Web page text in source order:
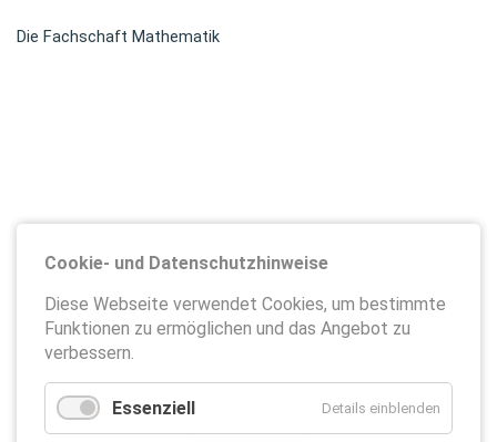
Die Fachschaft Mathematik
Cookie- und Datenschutzhinweise
Diese Webseite verwendet Cookies, um bestimmte
Funktionen zu ermöglichen und das Angebot zu
verbessern.
Essenziell Details einblenden